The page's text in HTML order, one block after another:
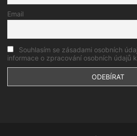
Email
Souhlasím se zásadami osobních
informace o zpracování osobních údajů